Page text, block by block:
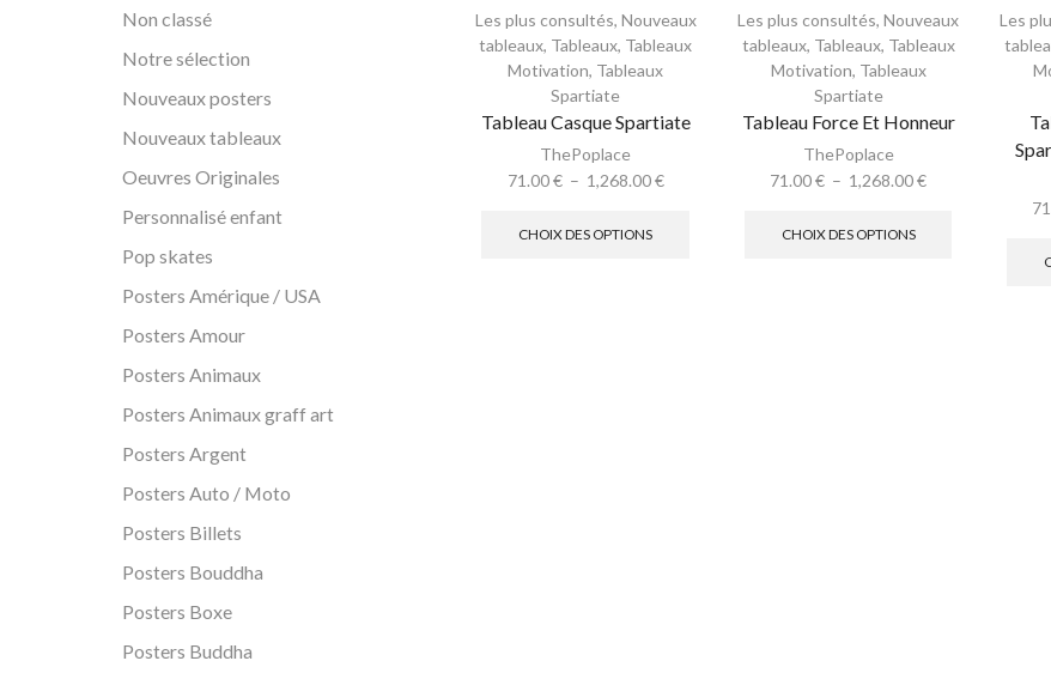
Les plus consultés, Nouveaux
tableaux, Tableaux, Tableaux
Motivation, Tableaux
Spartiate
Tableau Casque Spartiate
ThePoplace
71.00€ – 1,268.00€
CHOIX DES OPTIONS
Les plus consultés,Nouveaux
tableaux, Tableaux, Tableaux
Motivation, Tableaux
Spartiate
Tableau Force Et Honneur
ThePoplace
71.00€ – 1,268.00€
CHOIX DES OPTIONS
Les
Non classé
Notre sélection
Nouveaux posters
Nouveaux tableaux
Oeuvres Originales
Personnalisé enfant
Pop skates
Posters Amérique / USA
Posters Amour
Posters Animaux
Posters Animaux graff art
Posters Argent
Posters Auto / Moto
Posters Billets
Posters Bouddha
Posters Boxe
Posters Buddha